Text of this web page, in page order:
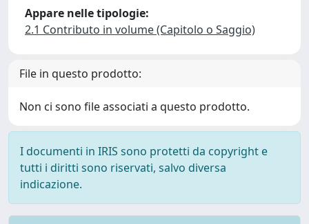
Appare nelle tipologie:
2.1 Contributo in volume (Capitolo o Saggio)
File in questo prodotto:
Non ci sono file associati a questo prodotto.
I documenti in IRIS sono protetti da copyright e
tutti i diritti sono riservati, salvo diversa
indicazione.